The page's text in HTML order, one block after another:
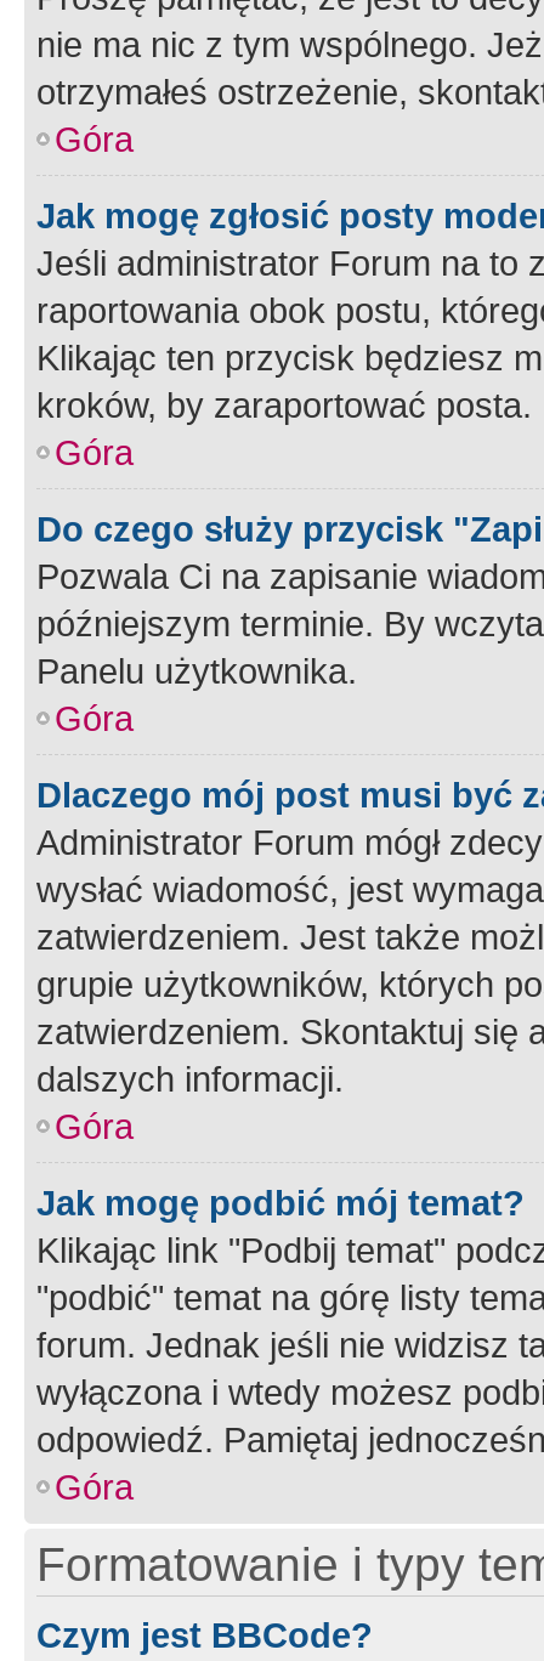
nie ma nic z tym wspólnego.
otrzymałeś ostrzeżenie,
Góra
Jak mogę zgłosić posty
Jeśli administrator Forum na to
raportowania obok postu,
Klikając ten przycisk będziesz
kroków, by zaraportować posta.
Góra
Do czego służy przycisk
Pozwala Ci na zapisanie
późniejszym terminie. By
Panelu użytkownika.
Góra
Dlaczego mój post musi być
Administrator Forum mógł
wysłać wiadomość, jest
zatwierdzeniem. Jest także
grupie użytkowników, których
zatwierdzeniem. Skontaktuj się
dalszych informacji.
Góra
Jak mogę podbić mój temat?
Klikając link "Podbij temat"
"podbić" temat na górę listy
forum. Jednak jeśli nie widzisz
wyłączona i wtedy możesz
odpowiedź. Pamiętaj
Góra
Formatowanie i typy
Czym jest BBCode?